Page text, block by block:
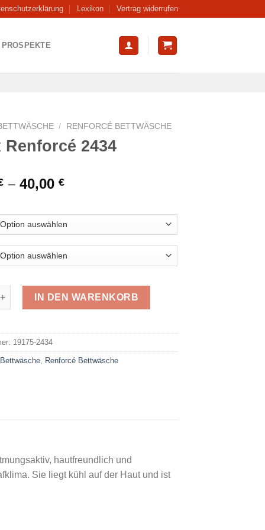
Lexikon Vertrag widerrufen
PROSPEKTE
/ RENFORCÉ BETTWÄSCHE
Renforcé 2434
–40,00€
2434 Menge
IN DEN WARENKORB
19175-2434
Bettwäsche Renforcé Bettwäsche
hautfreundlich und
Sie liegt kühl auf der Haut und ist